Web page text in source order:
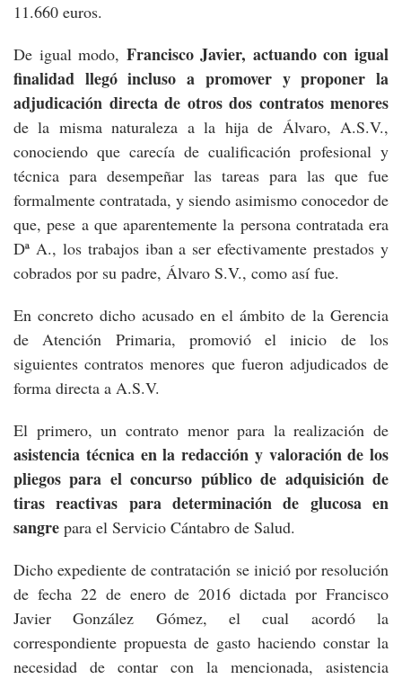
11.660 euros.
De igual modo, Francisco Javier, actuando con igual
finalidad llegó incluso a promover y proponer la
adjudicación directa de otros dos contratos menores
de la misma naturaleza a la hija de Álvaro, A.S.V.,
conociendo que carecía de cualificación profesional y
técnica para desempeñar las tareas para las que fue
formalmente contratada, y siendo asimismo conocedor de
que, pese a que aparentemente la persona contratada era
Dª A., los trabajos iban a ser efectivamente prestados y
cobrados por su padre, Álvaro S.V., como así fue.
En concreto dicho acusado en el ámbito de la Gerencia
de Atención Primaria, promovió el inicio de los
siguientes contratos menores que fueron adjudicados de
forma directa a A.S.V.
El primero, un contrato menor para la realización de
asistencia técnica en la redacción y valoración de los
pliegos para el concurso público de adquisición de
tiras reactivas para determinación de glucosa en
sangre para el Servicio Cántabro de Salud.
Dicho expediente de contratación se inició por resolución
de fecha 22 de enero de 2016 dictada por Francisco
Javier González Gómez, el cual acordó la
correspondiente propuesta de gasto haciendo constar la
necesidad de contar con la mencionada, asistencia